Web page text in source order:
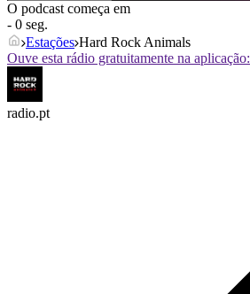
O podcast começa em
- 0 seg.
Estações Hard Rock Animals
Ouve esta rádio gratuitamente na aplicação:
radio.pt